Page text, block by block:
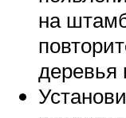
на
деревья